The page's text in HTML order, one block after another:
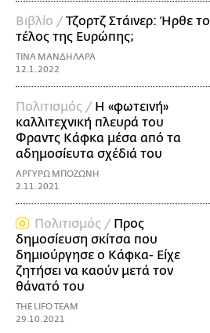
Βιβλίο /Τζορτζ Στάινερ: Ήρθε το
τέλος της Ευρώπης;
ΤΙΝΑ ΜΑΝΔΗΛΑΡΑ
12.1.2022
Πολιτισμός / Η «φωτεινή»
καλλιτεχνική πλευρά του
Φραντς Κάφκα μέσα από τα
αδημοσίευτα σχέδιά του
ΑΡΓΥΡΩ ΜΠΟΖΩΝΗ
2.11.2021
Πολιτισμός / Προς
δημοσίευση σκίτσα που
δημιούργησε ο Κάφκα- Είχε
ζητήσει να καούν μετά τον
θάνατό του
THE LIFO TEAM
29.10.2021